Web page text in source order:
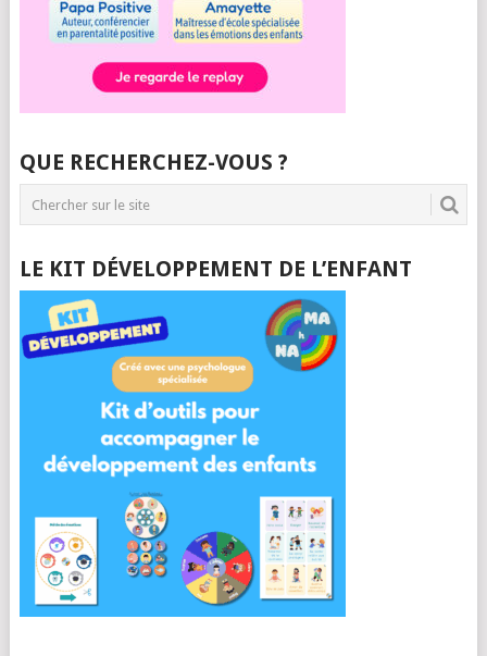
QUE RECHERCHEZ-VOUS ?
LE KIT DÉVELOPPEMENT DE L’ENFANT